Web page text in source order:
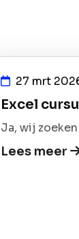
27 mrt
Excel
Ja, wij
Lees meer